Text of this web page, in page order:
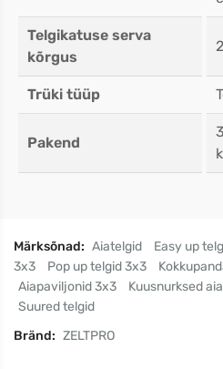
Telgikatuse serva
kõrgus
Trüki tüüp
Pakend
Märksõnad: Aiatelgid Easy up
3x3
Pop up telgid 3x3
Aiapaviljonid 3x3
Kuusnurksed
Suured telgid
Bränd: ZELTPRO